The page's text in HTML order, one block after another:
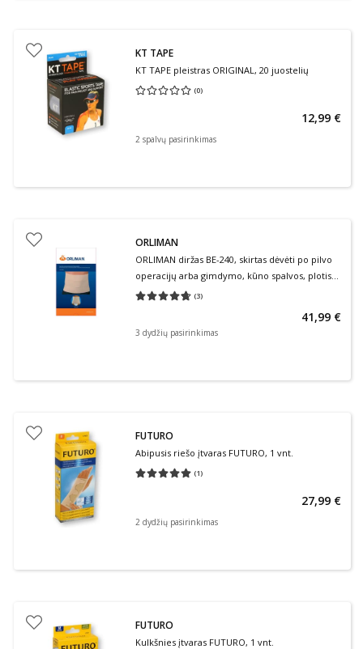
KT TAPE
KT TAPE pleistras ORIGINAL, 20 juostelių
(0)
Vidutinis įvertinimas 0.00
12,99 €
2 spalvų pasirinkimas
ORLIMAN
ORLIMAN diržas BE-240, skirtas dėvėti po pilvo
operacijų arba gimdymo, kūno spalvos, plotis
24 cm, 1 vnt. (3)
Vidutinis įvertinimas 4.67
41,99 €
3 dydžių pasirinkimas
FUTURO
Abipusis riešo įtvaras FUTURO, 1 vnt.
(1)
Vidutinis įvertinimas 5.00
27,99 €
2 dydžių pasirinkimas
FUTURO
Kulkšnies įtvaras FUTURO, 1 vnt.